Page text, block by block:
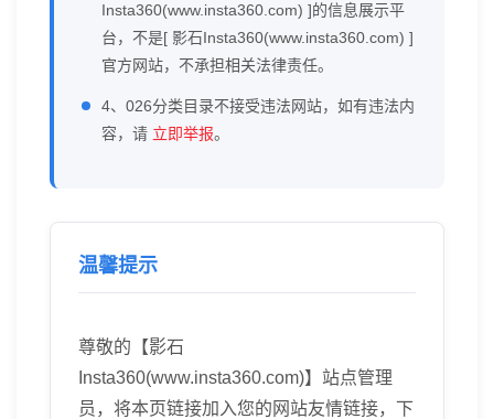
Insta360(www.insta360.com) ]的信息展示平
台，不是[ 影石Insta360(www.insta360.com) ]
官方网站，不承担相关法律责任。
4、026分类目录不接受违法网站，如有违法内
容，请 立即举报。
温馨提示
尊敬的【影石
Insta360(www.insta360.com)】站点管理
员，将本页链接加入您的网站友情链接，下